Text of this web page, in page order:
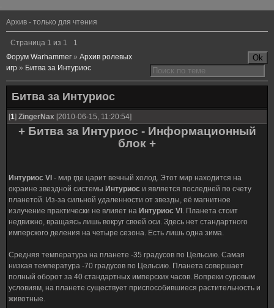
.
Архив - только для чтения
Страница 1 из 1
1
Форум Warhammer » Архив ролевых
игр » Битва за Интуриос
Битва за Интуриос
[1] ZingerNax [2010-06-15, 11:20:54]
+ Битва за Интуриос - Информационный
блок +
Интуриос VI - мир где царит вечный холод. Этот мир находится на
окраине звездной системы Интуриос и является последней по счету
планетой. Из-за сильной удаленности от звезды, её магнитное
излучение практически не влияет на Интуриос VI . Планета стоит
недвижно, вращаясь лишь вокруг своей оси. Здесь нет стандартного
имперского деления на четыре сезона. Есть лишь одна зима.
Средняя температура на планете -35 градусов по Цельсию. Самая
низкая температура -70 градусов по Цельсию. Планета совершает
полный оборот за 40 стандартных имперских часов. Вопреки суровым
условиям, на планете существует приспособившиеся растительность и
животные.